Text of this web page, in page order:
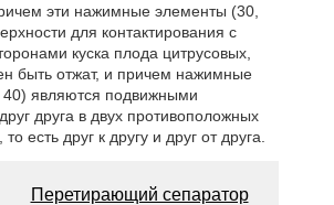
эти нажимные элементы (30,
для контактирования с
куска плода цитрусовых,
быть отжат, и причем нажимные
являются подвижными
друга в двух противоположных
есть друг к другу и друг от друга.
Перетирающий сепаратор